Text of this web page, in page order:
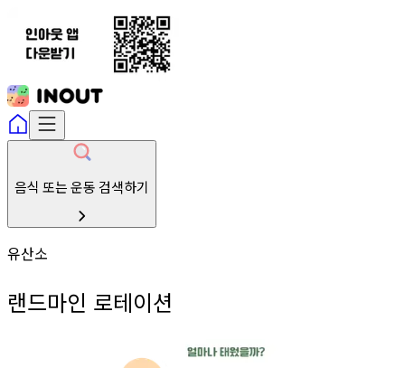
음식 또는 운동 검색하기
유산소
랜드마인 로테이션